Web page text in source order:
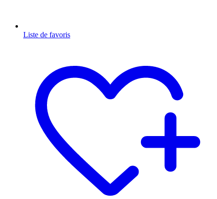
Liste de favoris